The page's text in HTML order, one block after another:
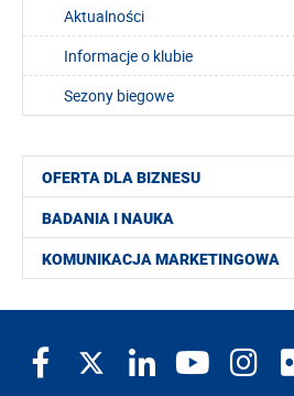
Aktualności
Informacje o klubie
Sezony biegowe
OFERTA DLA BIZNESU
BADANIA I NAUKA
KOMUNIKACJA MARKETINGOWA